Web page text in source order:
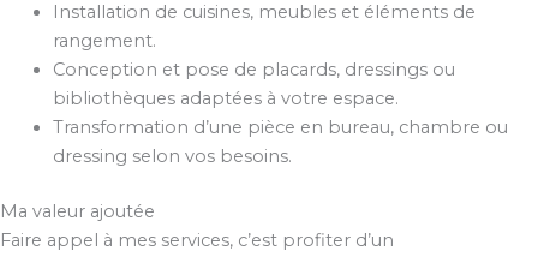
Installation de cuisines, meubles et éléments de
rangement.
Conception et pose de placards, dressings ou
bibliothèques adaptées à votre espace.
Transformation d’une pièce en bureau, chambre ou
dressing selon vos besoins.
Ma valeur ajoutée
Faire appel à mes services, c’est profiter d’un